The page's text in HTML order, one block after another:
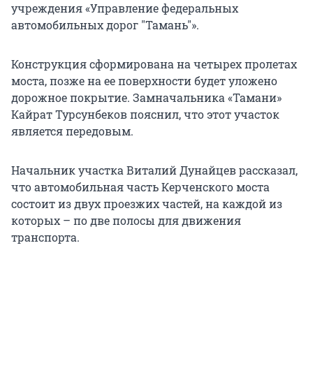
учреждения «Управление федеральных
автомобильных дорог "Тамань"».
Конструкция сформирована на четырех пролетах
моста, позже на ее поверхности будет уложено
дорожное покрытие. Замначальника «Тамани»
Кайрат Турсунбеков пояснил, что этот участок
является передовым.
Начальник участка Виталий Дунайцев рассказал,
что автомобильная часть Керченского моста
состоит из двух проезжих частей, на каждой из
которых – по две полосы для движения
транспорта.